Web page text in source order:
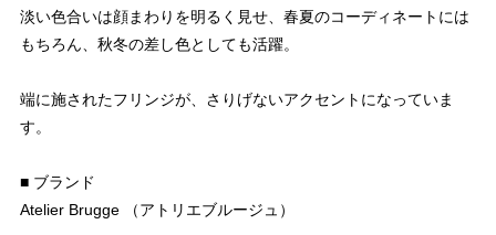
淡い色合いは顔まわりを明るく見せ、春夏のコーディネートには
もちろん、秋冬の差し色としても活躍。
端に施されたフリンジが、さりげないアクセントになっていま
す。
■ ブランド
Atelier Brugge （アトリエブルージュ）